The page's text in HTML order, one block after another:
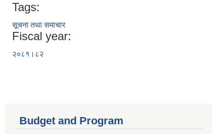
Tags:
सूचना तथा समाचार
Fiscal year:
२०८१।८२
Budget and Program